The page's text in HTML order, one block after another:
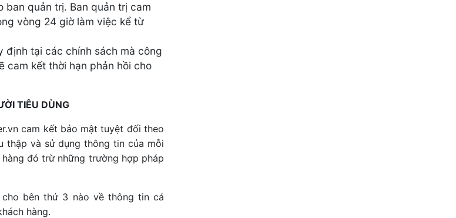
quản trị. Ban quản trị cam
vòng 24 giờ làm việc kể từ
tại các chính sách mà công
cam kết thời hạn phản hồi cho
TIÊU DÙNG
cam kết bảo mật tuyệt đối theo
thập và sử dụng thông tin của mỗi
đó trừ những trường hợp pháp
bên thứ 3 nào về thông tin cá
hàng.